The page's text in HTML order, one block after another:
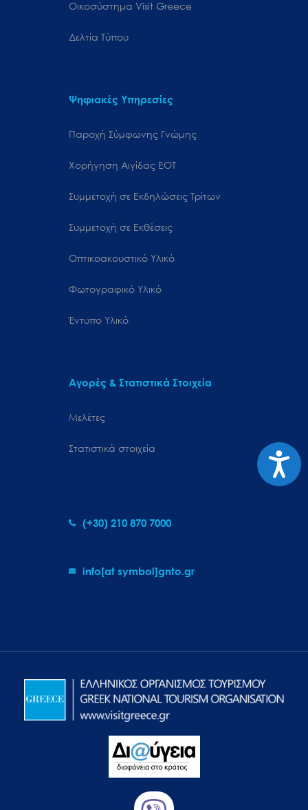
Oικοσύστημα Visit Greece
Δελτία Τύπου
Ψηφιακές Υπηρεσίες
Παροχή Σύμφωνης Γνώμης
Χορήγηση Αιγίδας ΕΟΤ
Συμμετοχή σε Εκδηλώσεις Τρίτων
Συμμετοχή σε Εκθέσεις
Οπτικοακουστικό Υλικό
Φωτογραφικό Υλικό
Έντυπο Υλικό
Αγορές & Στατιστικά Στοιχεία
Μελέτες
Στατιστικά στοιχεία
(+30) 210 870 7000
info[at symbol]gnto.gr